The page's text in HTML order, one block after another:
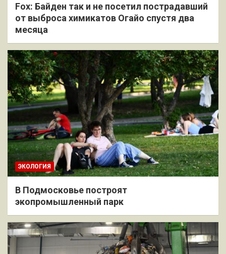
Fox: Байден так и не посетил пострадавший
от выброса химикатов Огайо спустя два
месяца
ЭКОЛОГИЯ
В Подмосковье построят
экопромышленный парк